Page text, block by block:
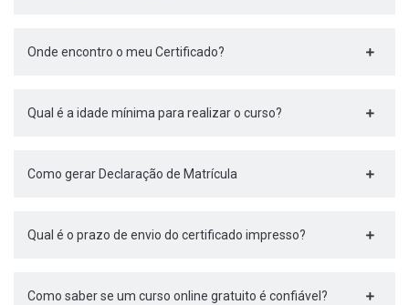
Onde encontro o meu Certificado?
Qual é a idade mínima para realizar o curso?
Como gerar Declaração de Matrícula
Qual é o prazo de envio do certificado impresso?
Como saber se um curso online gratuito é confiável?